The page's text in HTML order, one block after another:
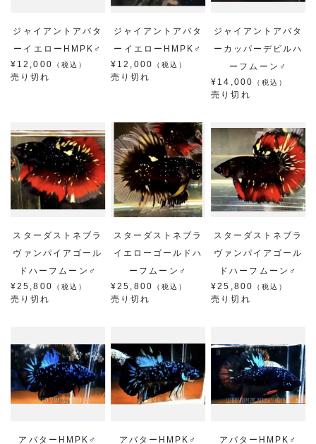
ジャイアントアバタ
ーイエローHMPK♂
¥12,000
（税込）
売り切れ
ジャイアントアバタ
ーイエローHMPK♂
¥12,000
（税込）
売り切れ
ジャイアントアバタ
ーカッパーデビルハ
ーフムーン♂
¥14,000
（税込）
売り切れ
スターダストネブラ
ヴァンパイアゴール
ドハーフムーン♂
¥25,800
（税込）
売り切れ
スターダストネブラ
イエローゴールドハ
ーフムーン♂
¥25,800
（税込）
売り切れ
スターダストネブラ
ヴァンパイアゴール
ドハーフムーン♂
¥25,800
（税込）
売り切れ
アバターHMPK♂
アバターHMPK♂
アバターHMPK♂